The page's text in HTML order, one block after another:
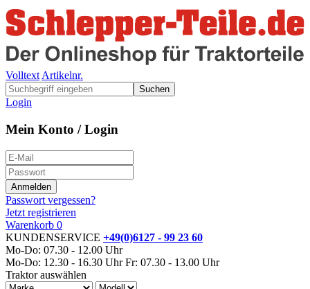
Volltext Artikelnr.
Suchen
Login
Mein Konto / Login
Passwort vergessen?
Jetzt registrieren
Warenkorb 0
KUNDENSERVICE +49(0)6127 - 99 23 60
Mo-Do: 07.30 - 12.00 Uhr
Mo-Do: 12.30 - 16.30 Uhr Fr: 07.30 - 13.00 Uhr
Traktor auswählen